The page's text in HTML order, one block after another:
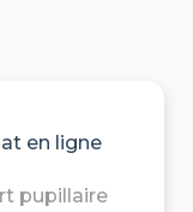
en ligne
pupillaire